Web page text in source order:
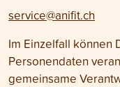
service@anifit.ch
Im Einzel­fall können
Personen­daten
gemeinsame